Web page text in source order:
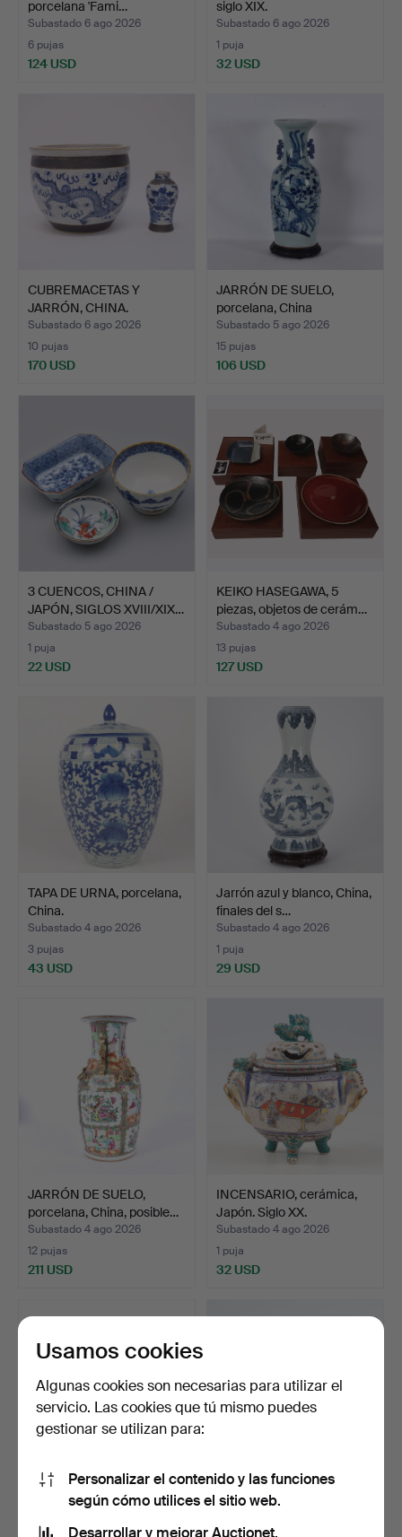
porcelana 'Fami…
Subastado 6 ago 2026
6 pujas
124 USD
siglo XIX.
Subastado 6 ago 2026
1 puja
32 USD
CUBREMACETAS Y
JARRÓN, CHINA.
Subastado 6 ago 2026
10 pujas
170 USD
JARRÓN DE SUELO,
porcelana, China
Daoguang…
Subastado 5 ago 2026
15 pujas
106 USD
3 CUENCOS, CHINA /
JAPÓN, SIGLOS XVIII/XIX…
Subastado 5 ago 2026
1 puja
22 USD
KEIKO HASEGAWA, 5
piezas, objetos de cerám…
Subastado 4 ago 2026
13 pujas
127 USD
TAPA DE URNA, porcelana,
China.
Subastado 4 ago 2026
3 pujas
43 USD
Jarrón azul y blanco, China,
finales del s…
Subastado 4 ago 2026
1 puja
29 USD
JARRÓN DE SUELO,
porcelana, China, posible…
Subastado 4 ago 2026
12 pujas
211 USD
INCENSARIO, cerámica,
Japón. Siglo XX.
Subastado 4 ago 2026
1 puja
32 USD
CUENCO CON PIE DE
CERÁMICA ESMALTADA
ORIEN…
Subastado 4 ago 2026
JUEGO DE TÉ y JUEGO DE
Subastado 4 ago 2026
Usamos cookies
Algunas cookies son necesarias para utilizar el
servicio. Las cookies que tú mismo puedes
gestionar se utilizan para:
Personalizar el contenido y las funciones
según cómo utilices el sitio web.
Desarrollar y mejorar Auctionet.